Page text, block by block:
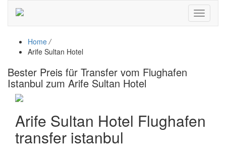
Toggle
Home /
Arife Sultan Hotel
Bester Preis für Transfer vom Flughafen
Istanbul zum Arife Sultan Hotel
Arife Sultan Hotel Flughafen
transfer istanbul